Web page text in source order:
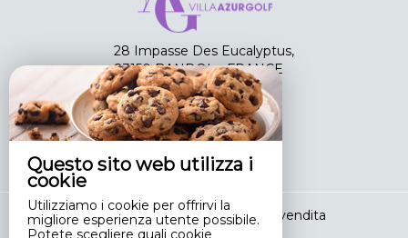
Questo sito web utilizza i
cookie
Utilizziamo i cookie per offrirvi la
migliore esperienza utente possibile.
Potete scegliere quali cookie
28 Impasse Des Eucalyptus,
83150 BANDOL - FRANCE
+33 6 74 49 20 85
Contattare per smalto
Avviso legale | Condizioni di vendita